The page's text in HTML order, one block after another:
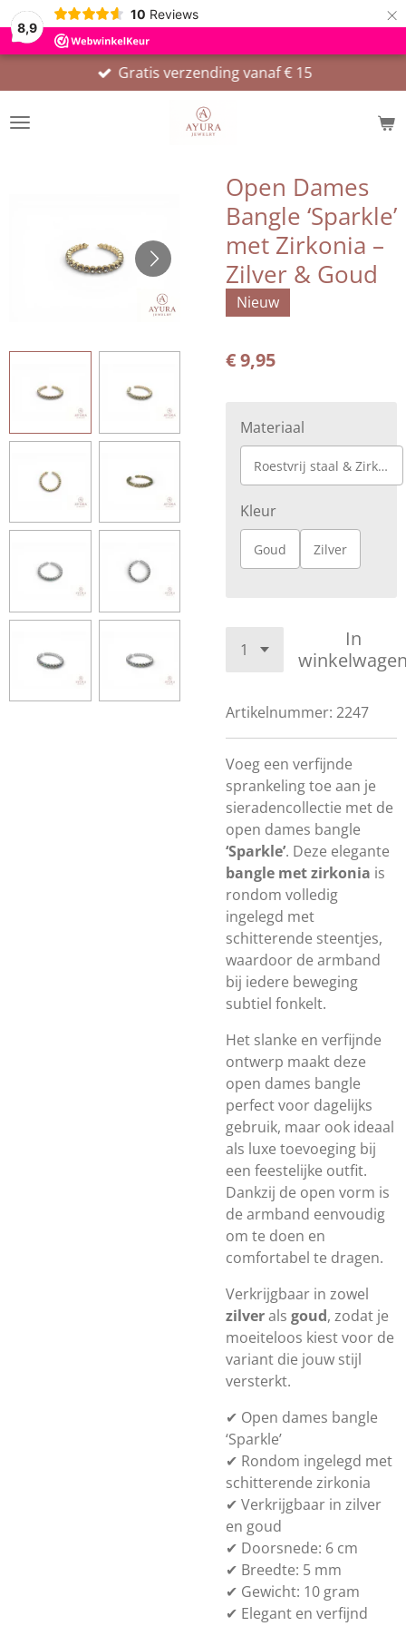
8,9
10 Reviews ×
Gratis verzending vanaf € 15
Open Dames
Bangle ‘Sparkle’
met Zirkonia –
Zilver & Goud
Nieuw
€ 9,95
Materiaal
Roestvrij staal & Zirkonia
Kleur
Goud Zilver
In
Artikelnummer: 2247
Voeg een verfijnde
sprankeling toe aan je
sieradencollectie met de
open dames bangle
‘Sparkle’. Deze elegante
bangle met zirkonia is
rondom volledig
ingelegd met
schitterende steentjes,
waardoor de armband
bij iedere beweging
subtiel fonkelt.
Het slanke en verfijnde
ontwerp maakt deze
open dames bangle
perfect voor dagelijks
gebruik, maar ook ideaal
als luxe toevoeging bij
een feestelijke outfit.
Dankzij de open vorm is
de armband eenvoudig
om te doen en
comfortabel te dragen.
Verkrijgbaar in zowel
zilverals goud, zodat je
moeiteloos kiest voor de
variant die jouw stijl
versterkt.
✔ Open dames bangle
‘Sparkle’
✔ Rondom ingelegd met
schitterende zirkonia
✔ Verkrijgbaar in zilver
en goud
✔ Doorsnede: 6 cm
✔ Breedte: 5 mm
✔ Gewicht: 10 gram
✔ Elegant en verfijnd